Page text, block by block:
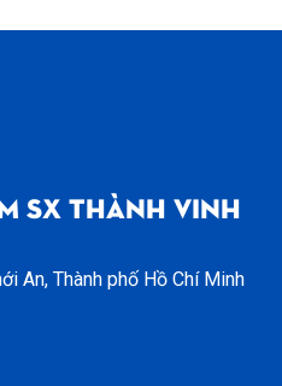
SX THÀNH VINH
An, Thành phố Hồ Chí Minh